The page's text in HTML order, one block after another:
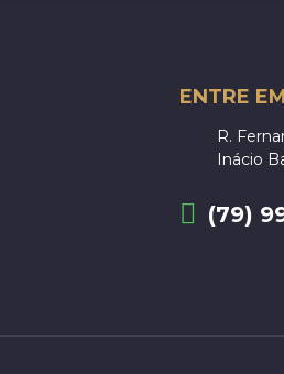
ENTRE
R.
Inácio
(79)